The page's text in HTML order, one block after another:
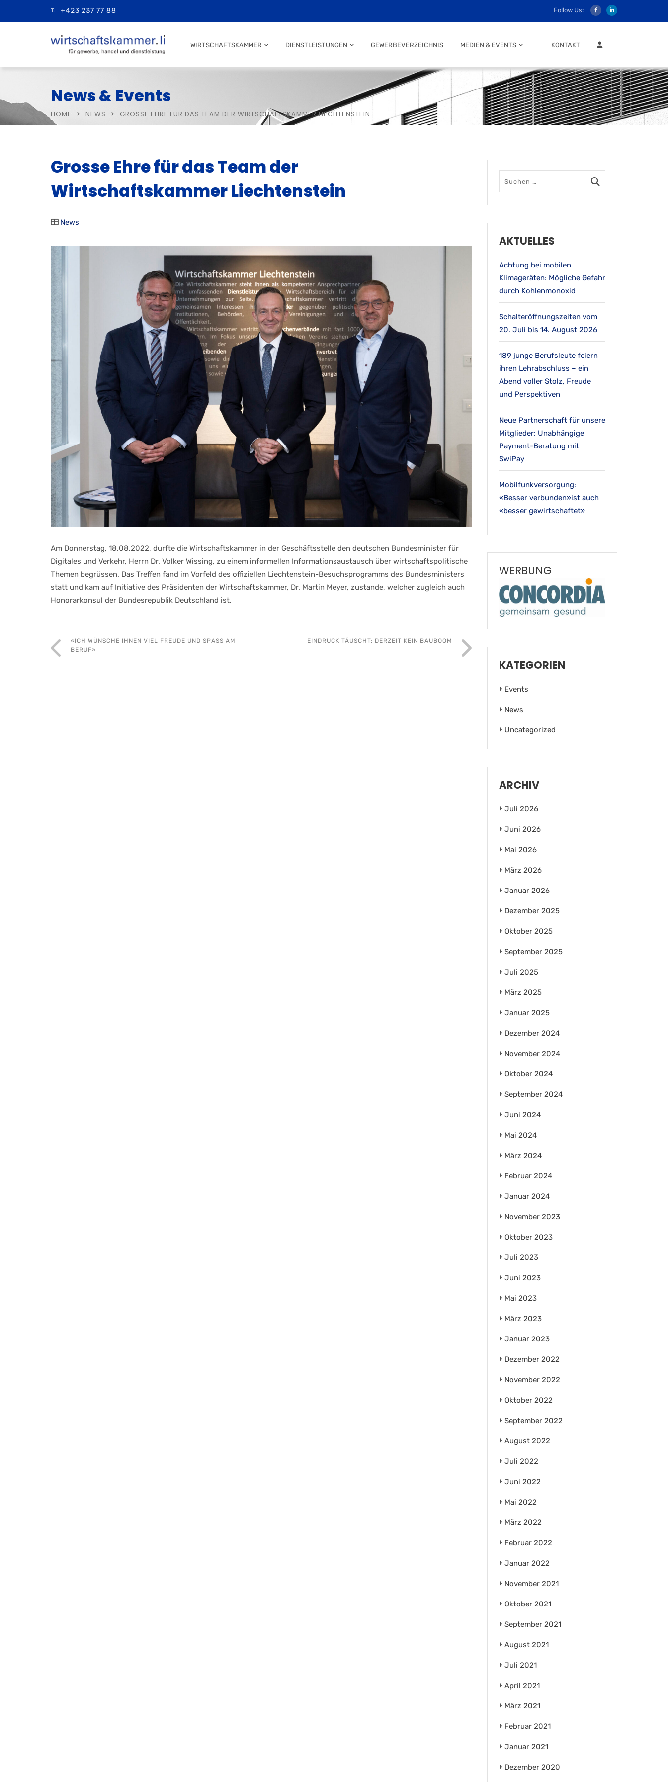
T: +423 237 77 88 Follow Us:
WIRTSCHAFTSKAMMER DIENSTLEISTUNGEN GEWERBEVERZEICHNIS MEDIEN & EVENTS KONTAKT MITGLIEDER LOGIN
News & Events
HOME NEWS GROSSE EHRE FÜR DAS TEAM DER WIRTSCHAFTSKAMMER LIECHTENSTEIN
Grosse Ehre für das Team der
Wirtschaftskammer Liechtenstein
News
Am Donnerstag, 18.08.2022, durfte die Wirtschaftskammer in der Geschäftsstelle den deutschen Bundesminister für
Digitales und Verkehr, Herrn Dr. Volker Wissing, zu einem informellen Informationsaustausch über wirtschaftspolitische
Themen begrüssen. Das Treffen fand im Vorfeld des offiziellen Liechtenstein-Besuchsprogramms des Bundesministers
statt und kam auf Initiative des Präsidenten der Wirtschaftskammer, Dr. Martin Meyer, zustande, welcher zugleich auch
Honorarkonsul der Bundesrepublik Deutschland ist.
«ICH WÜNSCHE IHNEN VIEL FREUDE UND SPASS AM
BERUF»
EINDRUCK TÄUSCHT: DERZEIT KEIN BAUBOOM
AKTUELLES
Achtung bei mobilen
Klimageräten: Mögliche Gefahr
durch Kohlenmonoxid
Schalteröffnungszeiten vom
20. Juli bis 14. August 2026
189 junge Berufsleute feiern
ihren Lehrabschluss – ein
Abend voller Stolz, Freude
und Perspektiven
Neue Partnerschaft für unsere
Mitglieder: Unabhängige
Payment-Beratung mit
SwiPay
Mobilfunkversorgung:
«Besser verbunden»ist auch
«besser gewirtschaftet»
WERBUNG
KATEGORIEN
Events
News
Uncategorized
ARCHIV
Juli 2026
Juni 2026
Mai 2026
März 2026
Januar 2026
Dezember 2025
Oktober 2025
September 2025
Juli 2025
März 2025
Januar 2025
Dezember 2024
November 2024
Oktober 2024
September 2024
Juni 2024
Mai 2024
März 2024
Februar 2024
Januar 2024
November 2023
Oktober 2023
Juli 2023
Juni 2023
Mai 2023
März 2023
Januar 2023
Dezember 2022
November 2022
Oktober 2022
September 2022
August 2022
Juli 2022
Juni 2022
Mai 2022
März 2022
Februar 2022
Januar 2022
November 2021
Oktober 2021
September 2021
August 2021
Juli 2021
April 2021
März 2021
Februar 2021
Januar 2021
Dezember 2020